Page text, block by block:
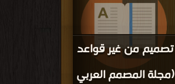
تصميم من غير قواعد
(مجلة المصمم العربي